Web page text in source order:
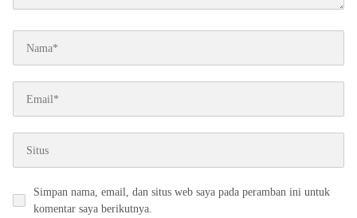
Simpan nama, email, dan situs web saya pada peramban ini untuk
komentar saya berikutnya.